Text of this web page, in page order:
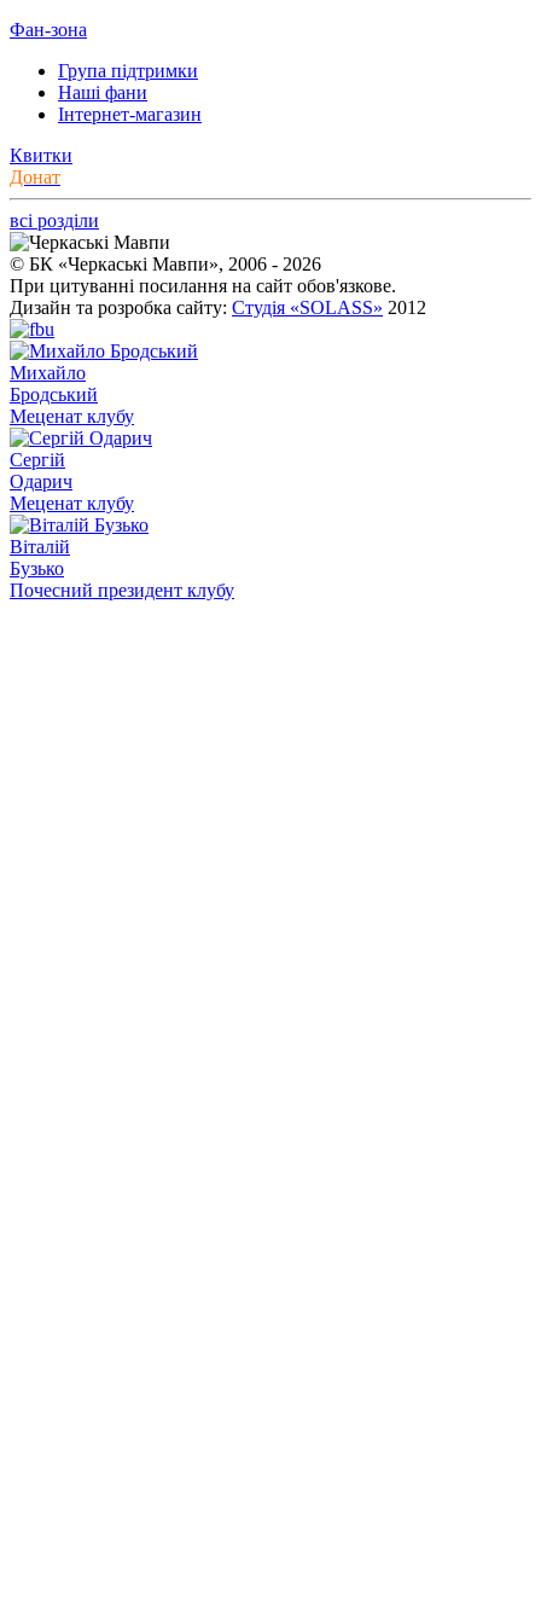
Фан-зона
Група підтримки
Наші фани
Інтернет-магазин
Квитки
Донат
всі розділи
© БК «Черкаські Мавпи», 2006 - 2026
При цитуванні посилання на сайт обов'язкове.
Дизайн та розробка сайту: Студія «SOLASS» 2012
Михайло
Бродський
Меценат клубу
Сергій
Одарич
Меценат клубу
Віталій
Бузько
Почесний президент клубу